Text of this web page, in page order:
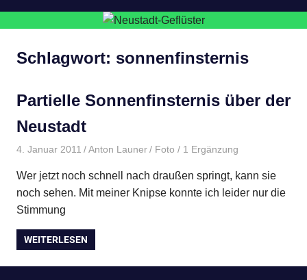
Schlagwort: sonnenfinsternis
Partielle Sonnenfinsternis über der
Neustadt
4. Januar 2011 Anton Launer Foto / 1 Ergänzung
Wer jetzt noch schnell nach draußen springt, kann sie
noch sehen. Mit meiner Knipse konnte ich leider nur die
Stimmung
WEITERLESEN